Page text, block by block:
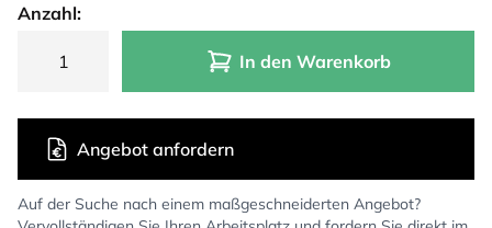
Anzahl:
In den Warenkorb
Auf der Suche nach einem maßgeschneiderten Angebot?
Angebot anfordern